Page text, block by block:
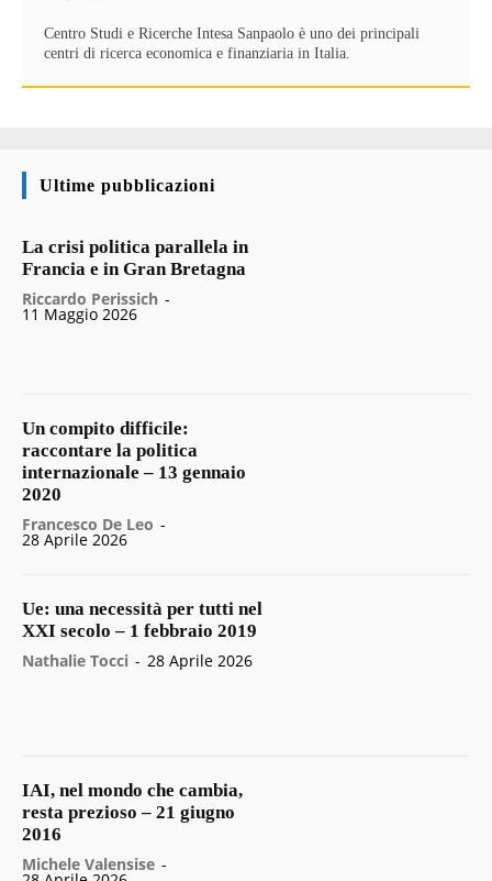
Centro Studi e Ricerche Intesa Sanpaolo è uno dei principali
centri di ricerca economica e finanziaria in Italia.
Ultime pubblicazioni
La crisi politica parallela in
Francia e in Gran Bretagna
Riccardo Perissich -
11 Maggio 2026
Un compito difficile:
raccontare la politica
internazionale – 13 gennaio
2020
Francesco De Leo -
28 Aprile 2026
Ue: una necessità per tutti nel
XXI secolo – 1 febbraio 2019
Nathalie Tocci - 28 Aprile 2026
IAI, nel mondo che cambia,
resta prezioso – 21 giugno
2016
Michele Valensise -